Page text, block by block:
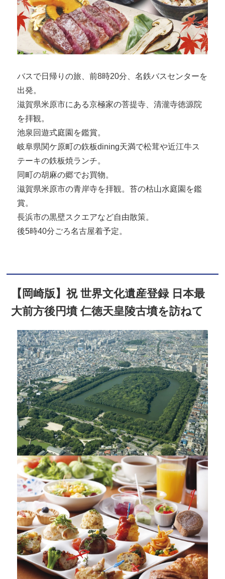
バスで日帰りの旅、前8時20分、名鉄バスセンターを
出発。
滋賀県米原市にある京極家の菩提寺、清瀧寺徳源院
を拝観。
池泉回遊式庭園を鑑賞。
岐阜県関ケ原町の鉃板dining天満で松茸や近江牛ス
テーキの鉄板焼ランチ。
同町の胡麻の郷でお買物。
滋賀県米原市の青岸寺を拝観。苔の枯山水庭園を鑑
賞。
長浜市の黒壁スクエアなど自由散策。
後5時40分ごろ名古屋着予定。
【岡崎版】祝 世界文化遺産登録 日本最
大前方後円墳 仁徳天皇陵古墳を訪ねて